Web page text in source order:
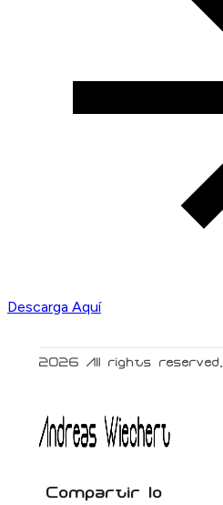
Descarga Aquí
Compartir lo
2026 All rights reserved.